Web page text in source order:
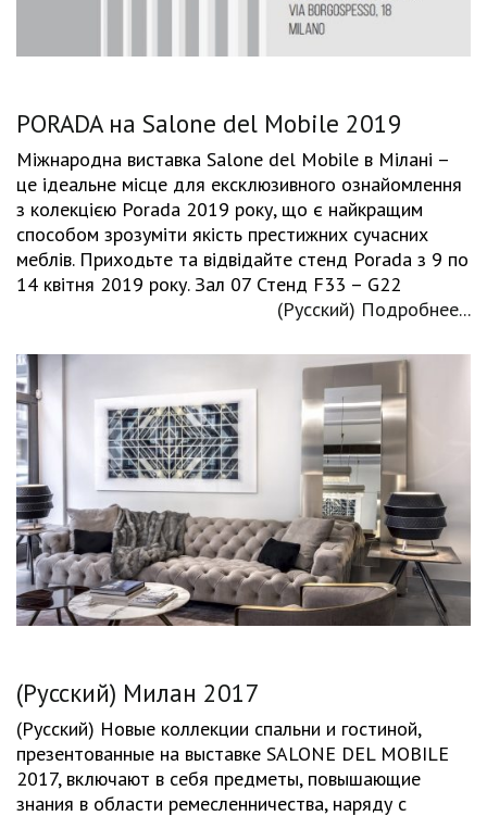
PORADA на Salone del Mobile 2019
Міжнародна виставка Salone del Mobile в Мілані –
це ідеальне місце для ексклюзивного ознайомлення
з колекцією Porada 2019 року, що є найкращим
способом зрозуміти якість престижних сучасних
меблів. Приходьте та відвідайте стенд Porada з 9 по
14 квітня 2019 року. Зал 07 Стенд F33 – G22
(Русский) Подробнее...
(Русский) Милан 2017
(Русский) Новые коллекции спальни и гостиной,
презентованные на выставке SALONE DEL MOBILE
2017, включают в себя предметы, повышающие
знания в области ремесленничества, наряду с